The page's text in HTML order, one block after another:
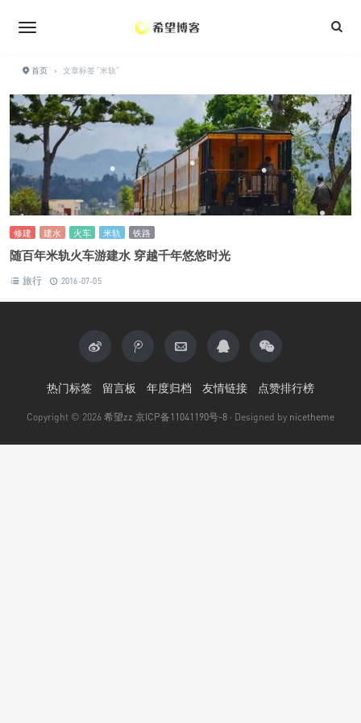
首页 › 文章标签 "米轨"
修建 建水 火车 米轨 铁路
随百年米轨火车游建水 穿越千年悠悠时光
旅行 2016-07-05
热门标签 留言板 年度归档 友情链接 点赞排行榜
Copyright © 2026 希望zz 京ICP备11041190号-8 · Designed by nicetheme
•
•
• •